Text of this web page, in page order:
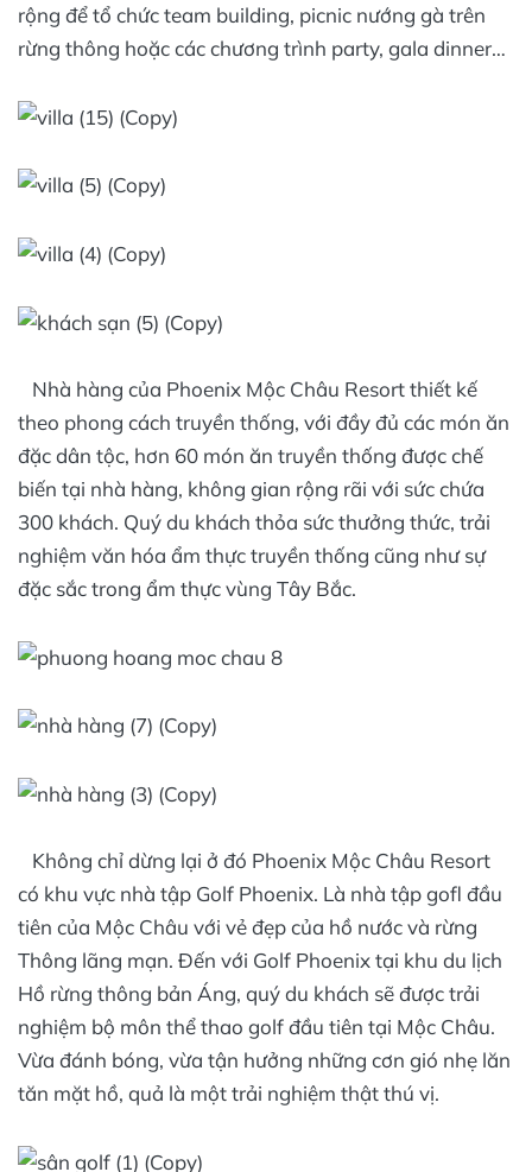
rộng để tổ chức team building, picnic nướng gà trên
rừng thông hoặc các chương trình party, gala dinner…
Nhà hàng của Phoenix Mộc Châu Resort thiết kế
theo phong cách truyền thống, với đầy đủ các món ăn
đặc dân tộc, hơn 60 món ăn truyền thống được chế
biến tại nhà hàng, không gian rộng rãi với sức chứa
300 khách. Quý du khách thỏa sức thưởng thức, trải
nghiệm văn hóa ẩm thực truyền thống cũng như sự
đặc sắc trong ẩm thực vùng Tây Bắc.
Không chỉ dừng lại ở đó Phoenix Mộc Châu Resort
có khu vực nhà tập Golf Phoenix. Là nhà tập gofl đầu
tiên của Mộc Châu với vẻ đẹp của hồ nước và rừng
Thông lãng mạn. Đến với Golf Phoenix tại khu du lịch
Hồ rừng thông bản Áng, quý du khách sẽ được trải
nghiệm bộ môn thể thao golf đầu tiên tại Mộc Châu.
Vừa đánh bóng, vừa tận hưởng những cơn gió nhẹ lăn
tăn mặt hồ, quả là một trải nghiệm thật thú vị.